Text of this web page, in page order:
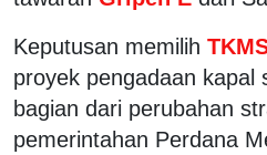
Keputusan memilih
proyek pengadaan kapal
bagian dari perubahan
pemerintahan Perdana